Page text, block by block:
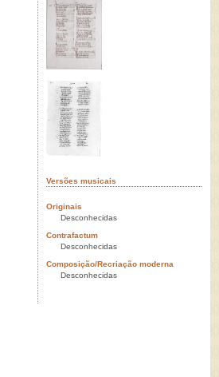
Versões musicais
Originais
Desconhecidas
Contrafactum
Desconhecidas
Composição/Recriação moderna
Desconhecidas